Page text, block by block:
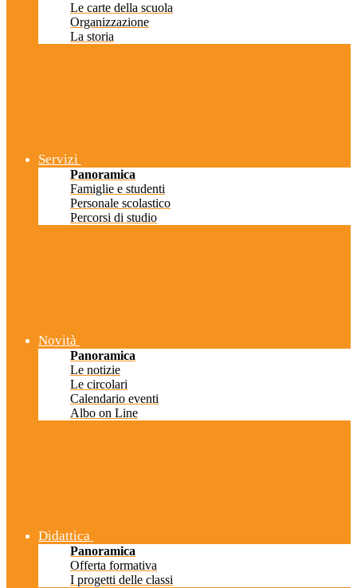
Le carte della scuola
Organizzazione
La storia
Servizi
Panoramica
Famiglie e studenti
Personale scolastico
Percorsi di studio
Novità
Panoramica
Le notizie
Le circolari
Calendario eventi
Albo on Line
Didattica
Panoramica
Offerta formativa
I progetti delle classi